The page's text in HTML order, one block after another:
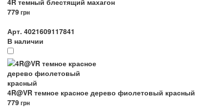
4R темный блестящий махагон
779грн
Арт. 4021609117841
В наличии
4R@VR темное красное дерево фиолетовый красный
779грн